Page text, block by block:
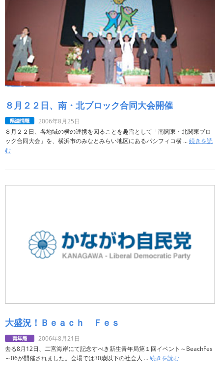
８月２２日、南・北ブロック合同大会開催
2006年8月25日
８月２２日、各地域の横の連携を図ることを趣旨として「南関東・北関東ブロ
ック合同大会」を、横浜市のみなとみらい地区にあるパシフィコ横 ...続きを読
む
大盛況！Ｂｅａｃｈ Ｆｅｓ
2006年8月21日
去る8月12日、二宮海岸にて記念すべき新生青年局第１回イベント～BeachFes
～06が開催されました。会場では30歳以下の社会人 ...続きを読む